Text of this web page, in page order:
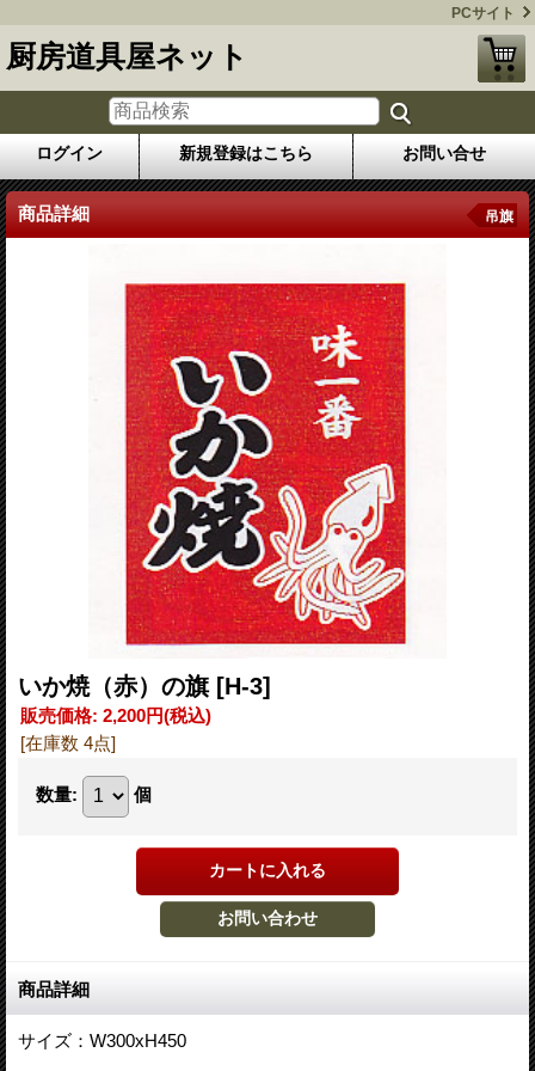
PCサイト
厨房道具屋ネット
ログイン 新規登録はこちら お問い合せ
商品詳細 吊旗
いか焼（赤）の旗 [H-3]
販売価格: 2,200円(税込)
[在庫数 4点]
数量: 個
商品詳細
サイズ：W300xH450